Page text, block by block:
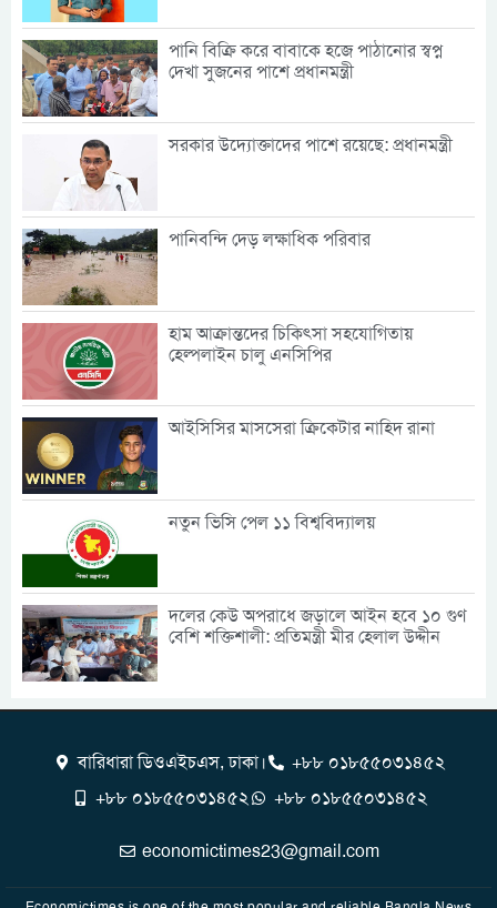
পানি বিক্রি করে বাবাকে হজে পাঠানোর স্বপ্ন
দেখা সুজনের পাশে প্রধানমন্ত্রী
সরকার উদ্যোক্তাদের পাশে রয়েছে: প্রধানমন্ত্রী
পানিবন্দি দেড় লক্ষাধিক পরিবার
হাম আক্রান্তদের চিকিৎসা সহযোগিতায়
হেল্পলাইন চালু এনসিপির
আইসিসির মাসসেরা ক্রিকেটার নাহিদ রানা
নতুন ভিসি পেল ১১ বিশ্ববিদ্যালয়
দলের কেউ অপরাধে জড়ালে আইন হবে ১০ গুণ
বেশি শক্তিশালী: প্রতিমন্ত্রী মীর হেলাল উদ্দীন
বারিধারা ডিওএইচএস, ঢাকা।
+৮৮ ০১৮৫৫০৩১৪৫২
+৮৮ ০১৮৫৫০৩১৪৫২
+৮৮ ০১৮৫৫০৩১৪৫২
economictimes23@gmail.com